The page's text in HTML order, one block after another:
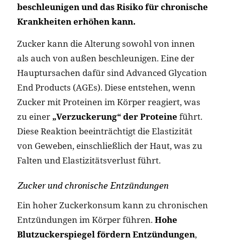
beschleunigen und das Risiko für chronische
Krankheiten erhöhen kann.
Zucker kann die Alterung sowohl von innen
als auch von außen beschleunigen. Eine der
Hauptursachen dafür sind Advanced Glycation
End Products (AGEs). Diese entstehen, wenn
Zucker mit Proteinen im Körper reagiert, was
zu einer „Verzuckerung“ der Proteine führt.
Diese Reaktion beeinträchtigt die Elastizität
von Geweben, einschließlich der Haut, was zu
Falten und Elastizitätsverlust führt​.
Zucker und chronische Entzündungen
Ein hoher Zuckerkonsum kann zu chronischen
Entzündungen im Körper führen. Hohe
Blutzuckerspiegel fördern Entzündungen,